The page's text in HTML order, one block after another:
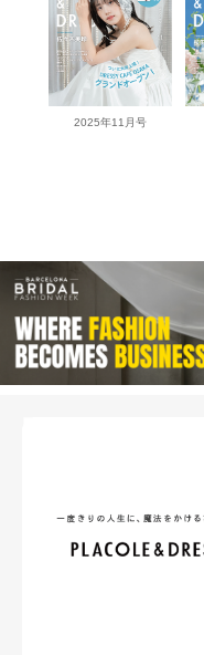
2025年11月号